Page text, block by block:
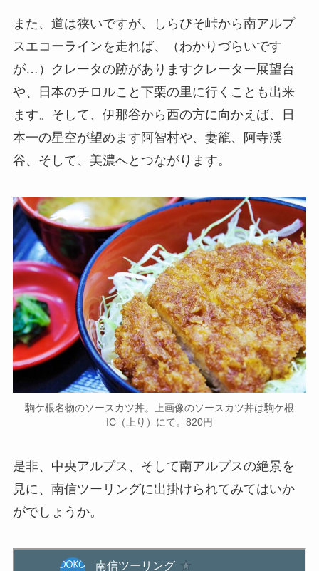
また、道は狭いですが、しらびそ峠から南アルプ
スエコーラインを走れば、（わかりづらいです
が…）クレータの跡がありますクレーター展望台
や、日本のチロルこと下栗の里に行くことも出来
ます。そして、伊那谷から西の方に向かえば、日
本一の星空が望めます阿智村や、妻籠、阿寺渓
谷、そして、美濃へとつながります。
駒ケ根名物のソースカツ丼。上画像のソースカツ丼は駒ケ根
IC（上り）にて。820円
是非、中央アルプス、そして南アルプスの絶景を
見に、南信ツーリングに出掛けられてみてはいか
がでしょうか。